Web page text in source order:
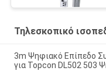
Τηλεσκοπικό
3m Ψηφιακό Επίπεδο
για Topcon DL502 503